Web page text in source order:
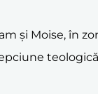
și Moise, în